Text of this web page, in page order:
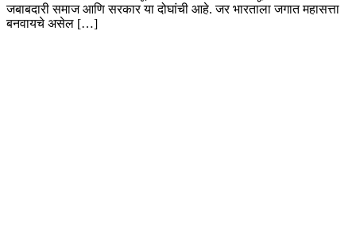
जबाबदारी समाज आणि सरकार या दोघांची आहे. जर भारताला जगात महासत्ता
बनवायचे असेल […]